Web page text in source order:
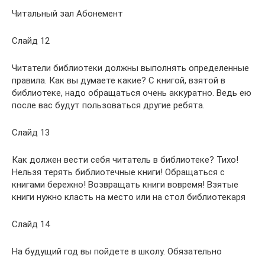
Читальный зал Абонемент
Слайд 12
Читатели библиотеки должны выполнять определенные
правила. Как вы думаете какие? С книгой, взятой в
библиотеке, надо обращаться очень аккуратно. Ведь ею
после вас будут пользоваться другие ребята.
Слайд 13
Как должен вести себя читатель в библиотеке? Тихо!
Нельзя терять библиотечные книги! Обращаться с
книгами бережно! Возвращать книги вовремя! Взятые
книги нужно класть на место или на стол библиотекаря
Слайд 14
На будущий год вы пойдете в школу. Обязательно